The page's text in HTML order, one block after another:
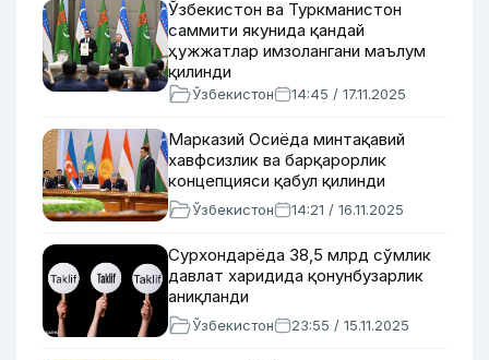
Ўзбекистон ва Туркманистон
саммити якунида қандай
ҳужжатлар имзолангани маълум
қилинди
Ўзбекистон 14:45 / 17.11.2025
Марказий Осиёда минтақавий
хавфсизлик ва барқарорлик
концепцияси қабул қилинди
Ўзбекистон 14:21 / 16.11.2025
Сурхондарёда 38,5 млрд сўмлик
давлат харидида қонунбузарлик
аниқланди
Ўзбекистон 23:55 / 15.11.2025